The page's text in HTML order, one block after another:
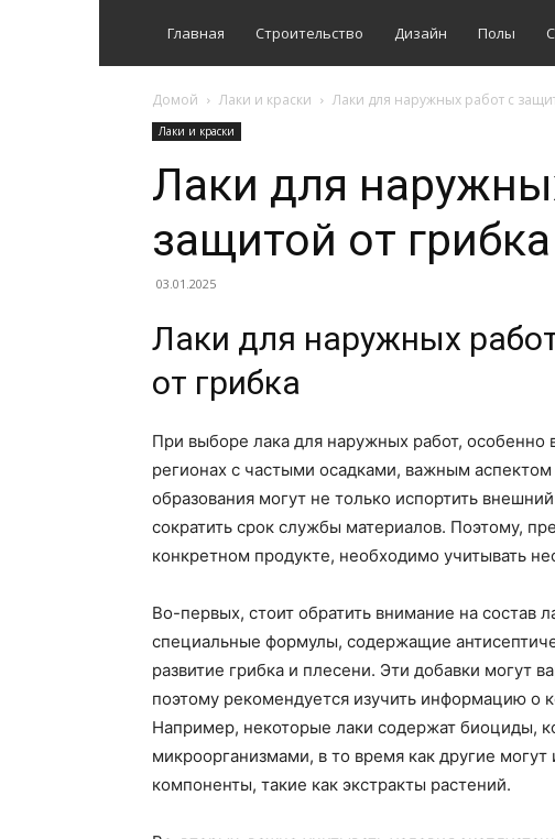
Главная Строительство Дизайн Полы
Домой Лаки и краски Лаки для наружных работ с
Лаки и краски
Лаки для
защитой от грибка
03.01.2025
Лаки для наружных
от грибка
При выборе лака для наружных работ,
регионах с частыми осадками, важным аспектом
образования могут не только испортить
сократить срок службы материалов. Поэтому,
конкретном продукте, необходимо учитывать
Во-первых, стоит обратить внимание на состав
специальные формулы, содержащие
развитие грибка и плесени. Эти добавки могут
поэтому рекомендуется изучить информацию о
Например, некоторые лаки содержат биоциды,
микроорганизмами, в то время как другие могут
компоненты, такие как экстракты растений.